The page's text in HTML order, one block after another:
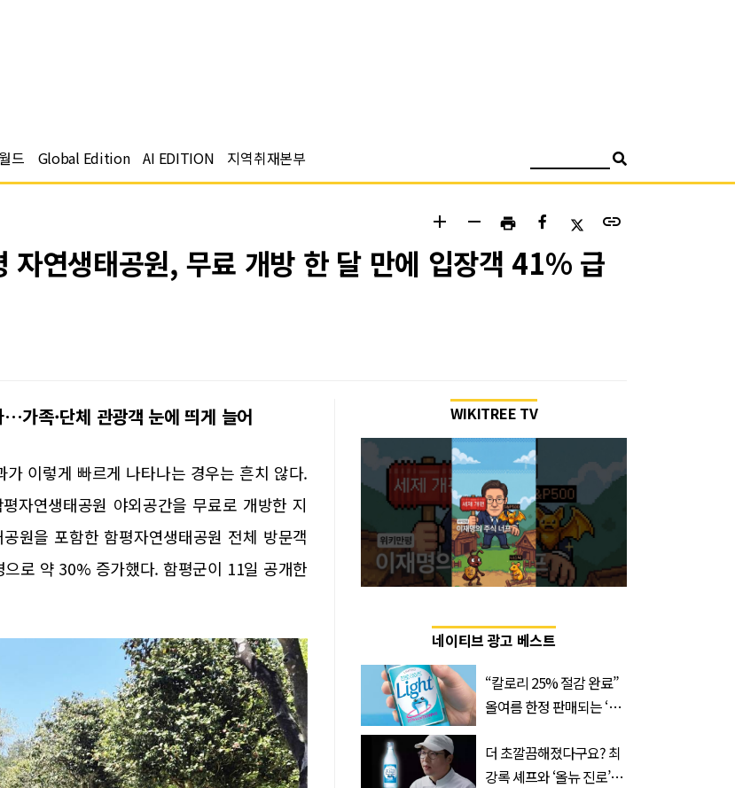
드 Global Edition AI EDITION 지역취재본부
add remove print link
연생태공원, 무료 개방 한 달 만에 입장객 41% 급
가족·단체 관광객 눈에 띄게 늘어
가 이렇게 빠르게 나타나는 경우는 흔치 않다.
자연생태공원 야외공간을 무료로 개방한 지
원을 포함한 함평자연생태공원 전체 방문객
로 약 30% 증가했다. 함평군이 11일 공개한
WIKITREE TV
네이티브 광고 베스트
“칼로리 25% 절감 완료”
올여름 한정 판매되는 ‘최
더 초깔끔해졌다구요? 최
강록 셰프와 ‘올뉴 진로’의